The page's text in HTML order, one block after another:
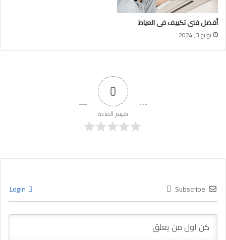
أفضل فنى تكييف فى العياط
يوليو 3, 2024
0
تقييم المادة
Subscribe